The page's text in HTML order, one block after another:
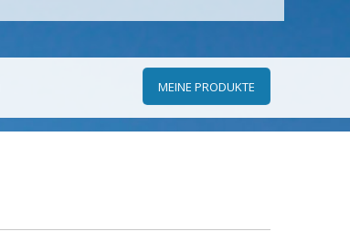
MEINE PRODUKTE